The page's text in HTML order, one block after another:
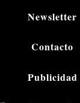
Newsletter
Contacto
Publicidad